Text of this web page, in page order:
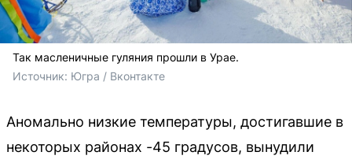
Так масленичные гуляния прошли в Урае.
Источник: Югра / Вконтакте
Аномально низкие температуры, достигавшие в
некоторых районах -45 градусов, вынудили